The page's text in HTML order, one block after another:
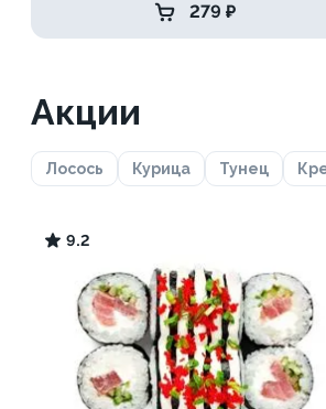
279 ₽
Акции
Лосось Курица Тунец
9.2